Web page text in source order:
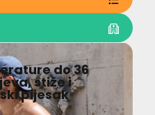
do 36
stiže i
pijesak